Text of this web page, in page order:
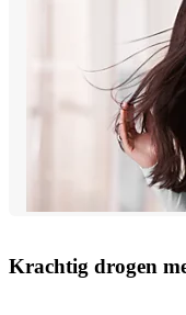
Krachtig drogen